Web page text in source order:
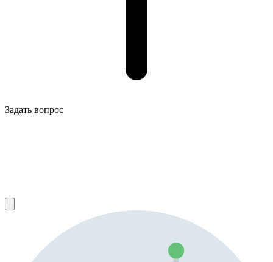
Задать вопрос